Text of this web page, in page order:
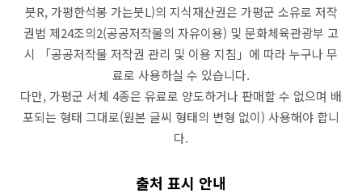
붓R, 가평한석봉 가는붓L)의 지식재산권은 가평군 소유로 저작
권법 제24조의2(공공저작물의 자유이용) 및 문화체육관광부 고
시 「공공저작물 저작권 관리 및 이용 지침」에 따라 누구나 무
료로 사용하실 수 있습니다.
다만, 가평군 서체 4종은 유료로 양도하거나 판매할 수 없으며 배
포되는 형태 그대로(원본 글씨 형태의 변형 없이) 사용해야 합니
다.
출처 표시 안내